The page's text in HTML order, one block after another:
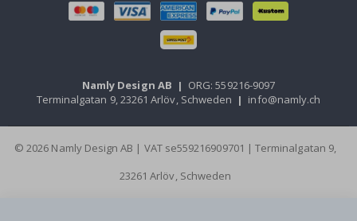
Namly Design AB | ORG: 559216-9097
Terminalgatan 9, 23261 Arlöv, Schweden | info@namly.ch
© 2026 Namly Design AB | VAT se559216909701 | Terminalgatan 9,
23261 Arlöv, Schweden